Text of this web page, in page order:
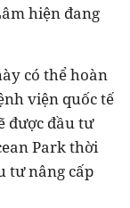
hiện đang
có thể hoàn
viện quốc tế
được đầu tư
Park thời
tư nâng cấp